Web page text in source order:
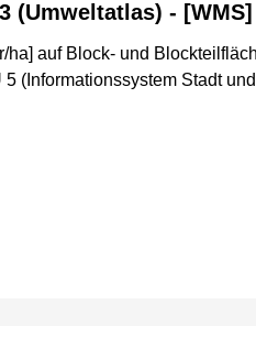
(Umweltatlas) - [WMS]
ha] auf Block- und
(Informationssystem Stadt